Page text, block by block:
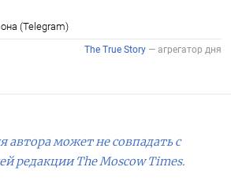
автора может не совпадать с
редакции The Moscow Times.